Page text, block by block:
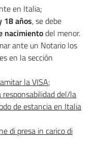
en Italia;
18 años, se debe
nacimientodel menor.
ante un Notario los
en la sección
la VISA;
responsabilidad del/la
de estancia en Italia
di presa in carico di